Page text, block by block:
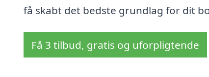
få skabt det bedste grundlag for dit
Få 3 tilbud, gratis og uforpligtende